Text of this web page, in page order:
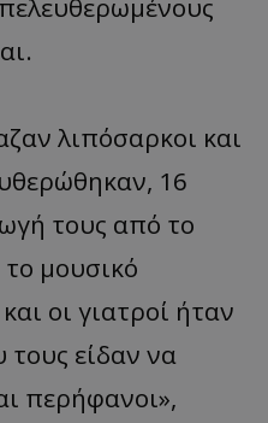
λιπόσαρκοι και
16
τους από το
μουσικό
οι γιατροί ήταν
τους είδαν να
περήφανοι»,